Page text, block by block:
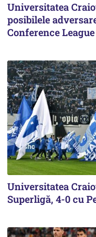
Universitatea
posibilele
Conference League
Universitatea
Superligă, 4-0 cu